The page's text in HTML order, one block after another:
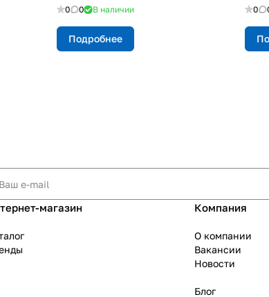
0 0 В наличии
Подробнее
0
магазин Компания
О компании
Вакансии
Новости
Блог